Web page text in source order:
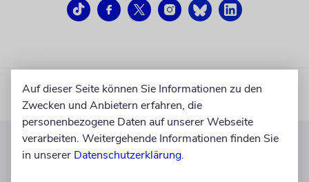
KUNDENSERVICE
Auf dieser Seite können Sie Informationen zu den
Zwecken und Anbietern erfahren, die
personenbezogene Daten auf unserer Webseite
verarbeiten. Weitergehende Informationen finden Sie
in unserer Datenschutzerklärung.